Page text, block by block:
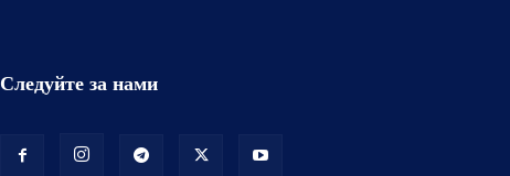
Следуйте за нами